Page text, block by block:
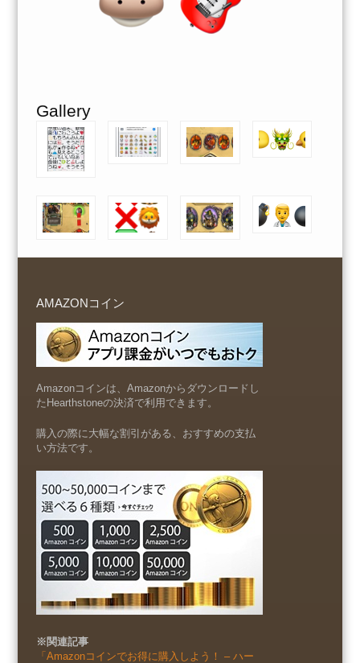
Gallery
AMAZONコイン
Amazonコインは、Amazonからダウンロードし
たHearthstoneの決済で利用できます。
購入の際に大幅な割引がある、おすすめの支払
い方法です。
※関連記事
「Amazonコインでお得に購入しよう！ – ハー